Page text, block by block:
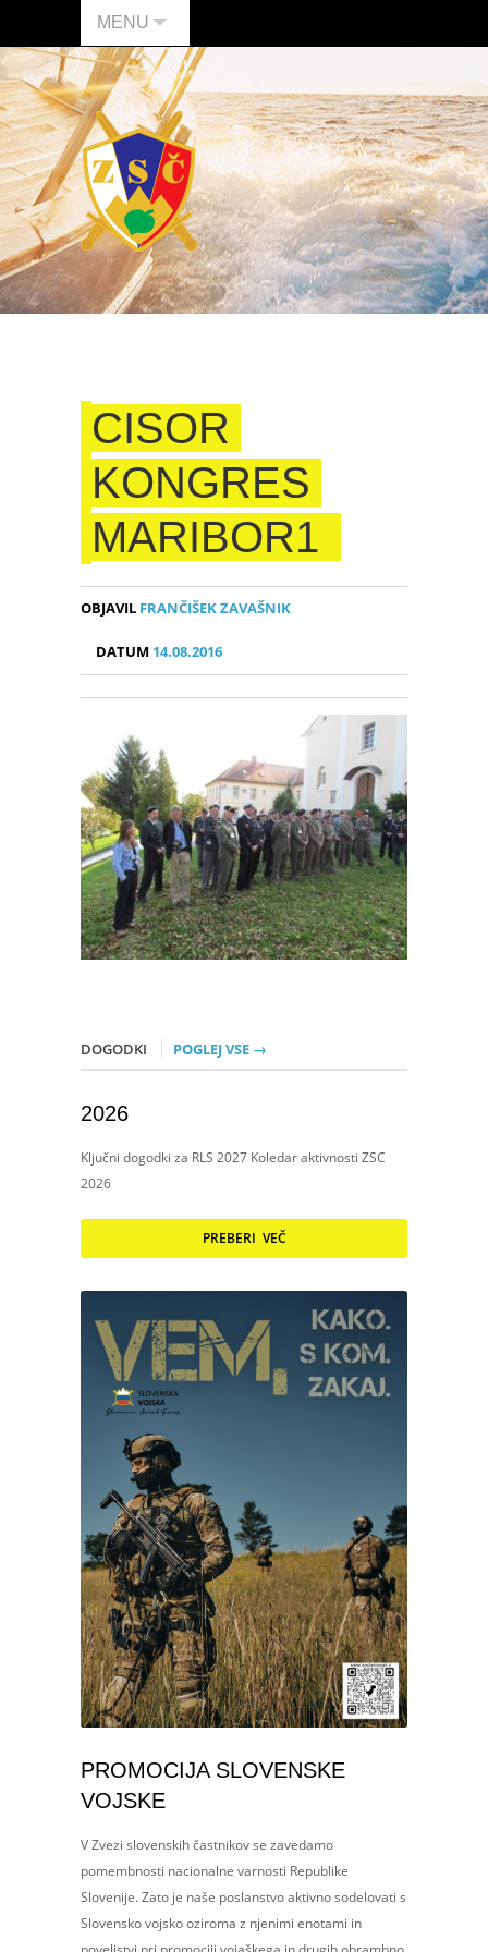
MENU
CISOR
KONGRES
MARIBOR1
OBJAVIL FRANČIŠEK ZAVAŠNIK
DATUM 14.08.2016
DOGODKI POGLEJ VSE →
2026
Ključni dogodki za RLS 2027 Koledar aktivnosti ZSC
2026
PREBERI VEČ
PROMOCIJA SLOVENSKE
VOJSKE
V Zvezi slovenskih častnikov se zavedamo
pomembnosti nacionalne varnosti Republike
Slovenije. Zato je naše poslanstvo aktivno sodelovati s
Slovensko vojsko oziroma z njenimi enotami in